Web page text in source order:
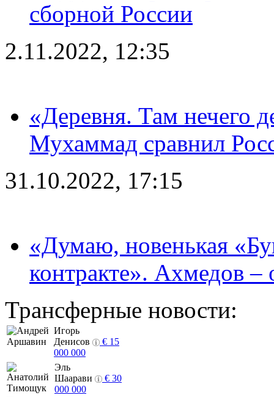
сборной России
2.11.2022, 12:35
«Деревня. Там нечего
Мухаммад сравнил
31.10.2022, 17:15
«Думаю, новенькая
контракте». Ахмедов
Трансферные новости:
Игорь
Денисов
€ 15
000 000
Эль
Шаарави
€ 30
000 000